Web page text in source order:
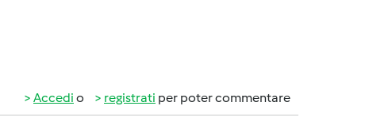
Accedi o registrati per poter commentare